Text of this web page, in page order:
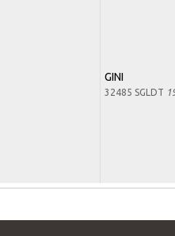
GINI
32485 SGLDT